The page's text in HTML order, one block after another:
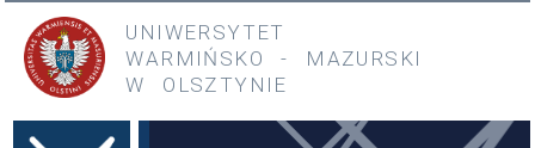
Przejdź do treści
Przejdź do menu głównego
UNIWERSYTET
WARMIŃSKO
- MAZURSKI
W OLSZTYNIE